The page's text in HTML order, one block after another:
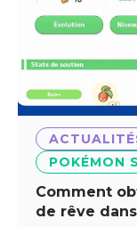
POKÉMON
Comment
de rêve